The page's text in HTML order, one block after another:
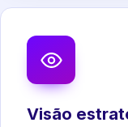
Visão